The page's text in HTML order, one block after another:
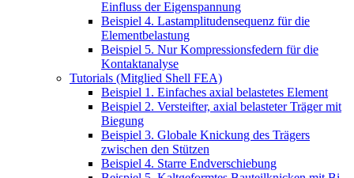
Einfluss der Eigenspannung
Beispiel 4. Lastamplitudensequenz für die
Elementbelastung
Beispiel 5. Nur Kompressionsfedern für die
Kontaktanalyse
Tutorials (Mitglied Shell FEA)
Beispiel 1. Einfaches axial belastetes Element
Beispiel 2. Versteifter, axial belasteter Träger mit
Biegung
Beispiel 3. Globale Knickung des Trägers
zwischen den Stützen
Beispiel 4. Starre Endverschiebung